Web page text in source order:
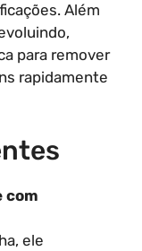
Além
para remover
rapidamente
com
ele